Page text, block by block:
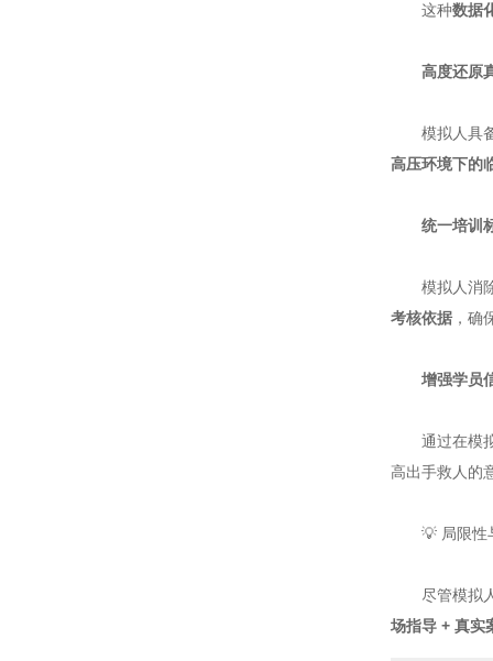
这种数据
高度还原
模拟人具备
高压环境下的
统一培训
模拟人消除
考核依据 ，确
增强学员
通过在模拟
高出手救人的
💡 局限性
尽管模拟人
场指导 + 真实